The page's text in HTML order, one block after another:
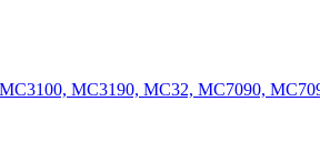
MC3190, MC32, MC7090,